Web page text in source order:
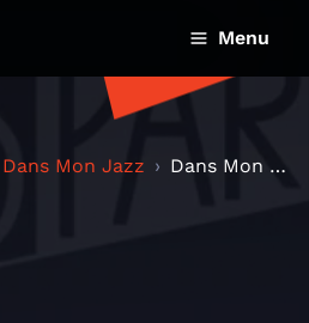
Menu
Dans Mon Jazz Dans Mon Jazz #8 avec Undergound Canopy